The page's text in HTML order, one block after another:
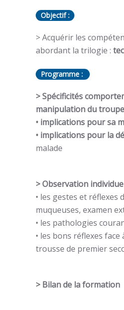
Objectif :
> Acquérir les
abordant la trilogie :
Programme :
> Spécificités
manipulation du
• implications pour sa
• implications pour la
malade
> Observation
• les gestes et réflexes
muqueuses, examen
• les pathologies
• les bons réflexes
trousse de premier
> Bilan de la formation